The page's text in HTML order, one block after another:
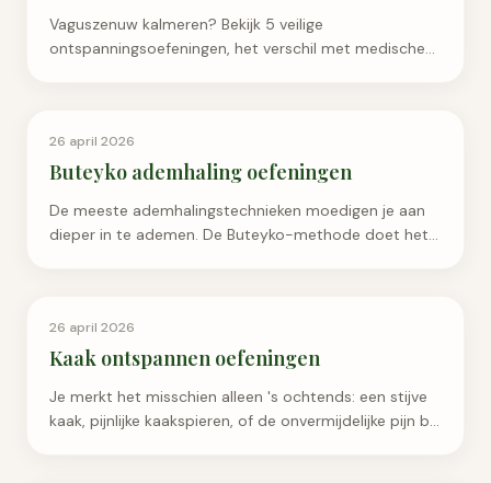
Vaguszenuw kalmeren? Bekijk 5 veilige
ontspanningsoefeningen, het verschil met medische
Ademhaling & Ontspanning
26 april 2026
Buteyko ademhaling oefeningen
De meeste ademhalingstechnieken moedigen je aan
dieper in te ademen. De Buteyko-methode doet het
Ademhaling & Ontspanning
26 april 2026
Kaak ontspannen oefeningen
Je merkt het misschien alleen 's ochtends: een stijve
kaak, pijnlijke kaakspieren, of de onvermijdelijke pijn bij